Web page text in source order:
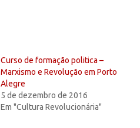
Curso de formação politica –
Marxismo e Revolução em Porto
Alegre
5 de dezembro de 2016
Em "Cultura Revolucionária"